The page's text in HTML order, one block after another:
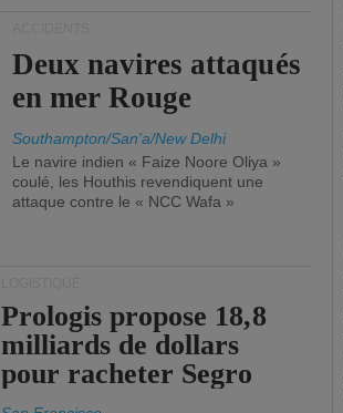
Deux navires attaqués
en mer Rouge
Southampton/San'a/New Delhi
Le navire indien « Faize Noore Oliya »
coulé, les Houthis revendiquent une
attaque contre le « NCC Wafa »
Prologis propose 18,8
milliards de dollars
pour racheter Segro